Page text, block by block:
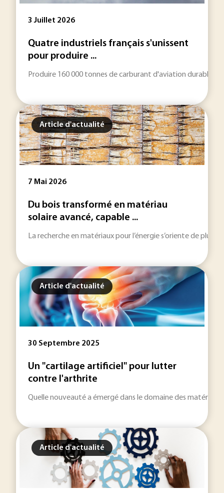
3 Juillet 2026
Quatre industriels français s'unissent
pour produire ...
Produire 160 000 tonnes de carburant d'aviation durable
Article d'actualité
7 Mai 2026
Du bois transformé en matériau
solaire avancé, capable ...
La recherche en matériaux pour l’énergie s’oriente de plus
Article d'actualité
30 Septembre 2025
Un "cartilage artificiel" pour lutter
contre l'arthrite
Quelle nouveauté a émergé dans le domaine des
Article d'actualité